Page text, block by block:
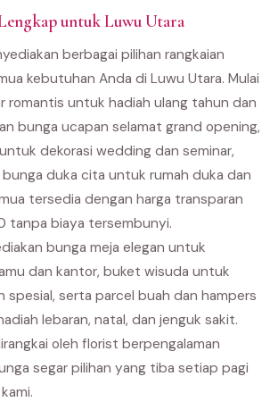
untuk Luwu Utara
berbagai pilihan rangkaian
kebutuhan Anda di Luwu Utara. Mulai
romantis untuk hadiah ulang tahun dan
bunga ucapan selamat grand opening,
dekorasi wedding dan seminar,
bunga duka cita untuk rumah duka dan
tersedia dengan harga transparan
tanpa biaya tersembunyi.
bunga meja elegan untuk
dan kantor, buket wisuda untuk
spesial, serta parcel buah dan hampers
lebaran, natal, dan jenguk sakit.
oleh florist berpengalaman
segar pilihan yang tiba setiap pagi